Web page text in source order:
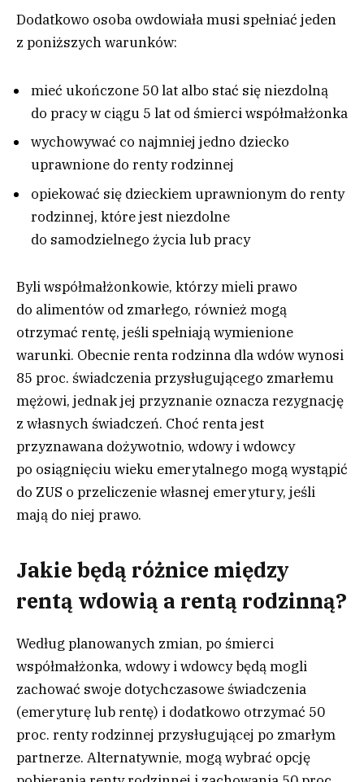
Dodatkowo osoba owdowiała musi spełniać jeden
z poniższych warunków:
mieć ukończone 50 lat albo stać się niezdolną
do pracy w ciągu 5 lat od śmierci współmałżonka
wychowywać co najmniej jedno dziecko
uprawnione do renty rodzinnej
opiekować się dzieckiem uprawnionym do renty
rodzinnej, które jest niezdolne
do samodzielnego życia lub pracy
Byli współmałżonkowie, którzy mieli prawo
do alimentów od zmarłego, również mogą
otrzymać rentę, jeśli spełniają wymienione
warunki. Obecnie renta rodzinna dla wdów wynosi
85 proc. świadczenia przysługującego zmarłemu
mężowi, jednak jej przyznanie oznacza rezygnację
z własnych świadczeń. Choć renta jest
przyznawana dożywotnio, wdowy i wdowcy
po osiągnięciu wieku emerytalnego mogą wystąpić
do ZUS o przeliczenie własnej emerytury, jeśli
mają do niej prawo.
Jakie będą różnice między
rentą wdowią a rentą rodzinną?
Według planowanych zmian, po śmierci
współmałżonka, wdowy i wdowcy będą mogli
zachować swoje dotychczasowe świadczenia
(emeryturę lub rentę) i dodatkowo otrzymać 50
proc. renty rodzinnej przysługującej po zmarłym
partnerze. Alternatywnie, mogą wybrać opcję